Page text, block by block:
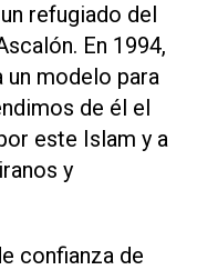
refugiado del
En 1994,
un modelo para
de él el
este Islam y a
y
confianza de